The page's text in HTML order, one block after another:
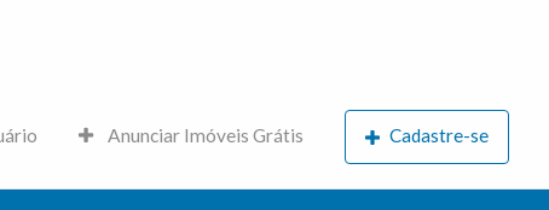
Anunciar Imóveis Grátis Cadastre-se